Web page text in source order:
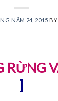
NĂM 24, 2015 BY
RỪNG
]